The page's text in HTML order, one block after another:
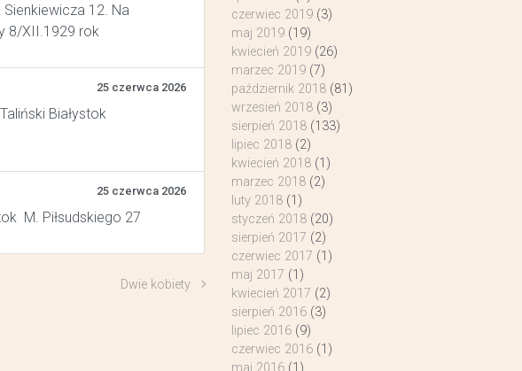
12. Na
8/XII.1929 rok
25 czerwca 2026
Białystok
25 czerwca 2026
M. Piłsudskiego 27
Dwie kobiety
czerwiec 2019(3)
maj 2019(19)
kwiecień 2019(26)
marzec 2019(7)
październik 2018(81)
wrzesień 2018(3)
sierpień 2018(133)
lipiec 2018(2)
kwiecień 2018(1)
marzec 2018(2)
luty 2018(1)
styczeń 2018(20)
sierpień 2017 (2)
czerwiec 2017 (1)
maj 2017 (1)
kwiecień 2017 (2)
sierpień 2016(3)
lipiec 2016(9)
czerwiec 2016(1)
maj 2016(1)